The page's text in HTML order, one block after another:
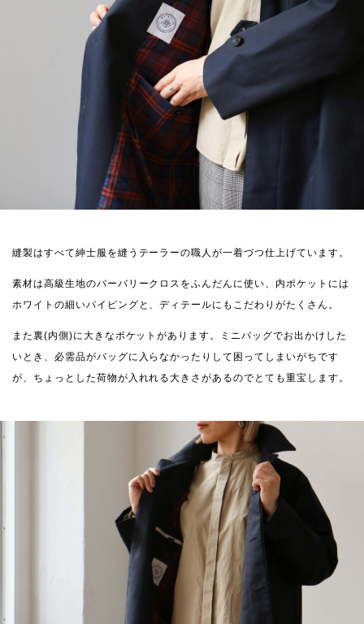
縫製はすべて紳士服を縫うテーラーの職人が一着づつ仕上げています。
素材は高級生地のバーバリークロスをふんだんに使い、内ポケットには
ホワイトの細いパイピングと、ディテールにもこだわりがたくさん。
また裏(内側)に大きなポケットがあります。ミニバッグでお出かけした
いとき、必需品がバッグに入らなかったりして困ってしまいがちです
が、ちょっとした荷物が入れれる大きさがあるのでとても重宝します。